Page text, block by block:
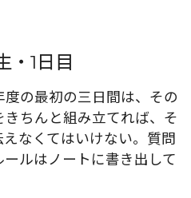
1日目
の最初の三日間は、その
ちんと組み立てれば、そ
なくてはいけない。質問
ルはノートに書き出して